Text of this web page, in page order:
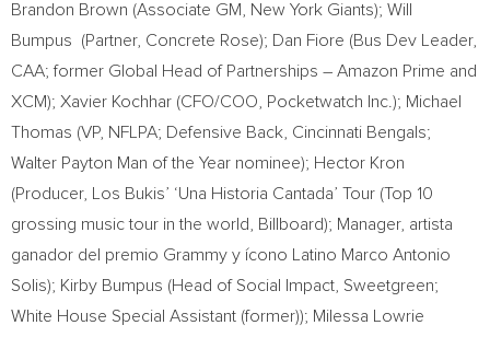
Brandon Brown (Associate GM, New York Giants); Will
Bumpus (Partner, Concrete Rose); Dan Fiore (Bus Dev Leader,
CAA; former Global Head of Partnerships – Amazon Prime and
XCM); Xavier Kochhar (CFO/COO, Pocketwatch Inc.); Michael
Thomas (VP, NFLPA; Defensive Back, Cincinnati Bengals;
Walter Payton Man of the Year nominee); Hector Kron
(Producer, Los Bukis’ ‘Una Historia Cantada’ Tour (Top 10
grossing music tour in the world, Billboard); Manager, artista
ganador del premio Grammy y ícono Latino Marco Antonio
Solis); Kirby Bumpus (Head of Social Impact, Sweetgreen;
White House Special Assistant (former)); Milessa Lowrie